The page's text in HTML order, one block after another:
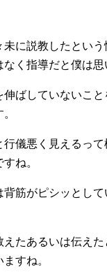
に説教したとい
く指導だと僕は思
伸ばしていないこ
行儀悪く見えるっ
ね。
背筋がピシッとし
えたあるいは伝え
すね。